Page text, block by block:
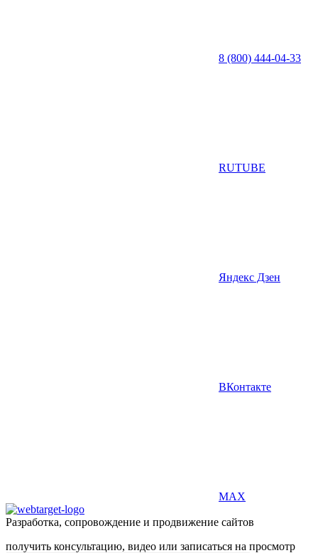
8 (800) 444-04-33
RUTUBE
Яндекс Дзен
ВКонтакте
MAX
Разработка, сопровождение и продвижение сайтов
получить консультацию, видео или записаться на просмотр